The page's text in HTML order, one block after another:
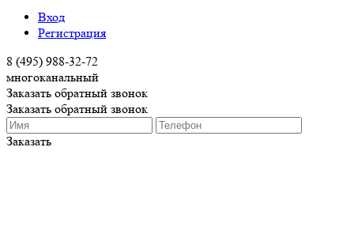
Вход
Регистрация
8 (495) 988-32-72
многоканальный
Заказать обратный звонок
Заказать обратный звонок
Заказать